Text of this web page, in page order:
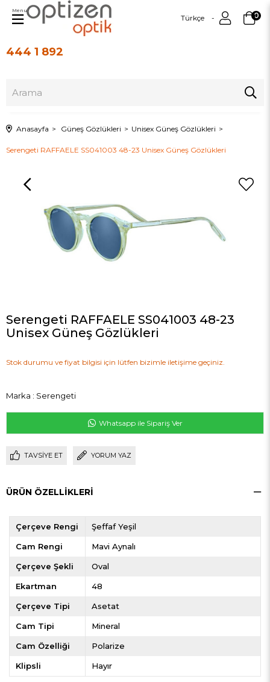
444 1 892
Türkçe 0
Menu
Anasayfa Güneş Gözlükleri Unisex Güneş Gözlükleri
Serengeti RAFFAELE SS041003 48-23 Unisex Güneş Gözlükleri
Serengeti RAFFAELE SS041003 48-23
Unisex Güneş Gözlükleri
Stok durumu ve fiyat bilgisi için lütfen bizimle iletişime geçiniz.
Marka : Serengeti
Whatsapp ile Sipariş Ver
TAVSIYE ET YORUM YAZ
ÜRÜN ÖZELLIKLERI
Çerçeve Rengi Şeffaf Yeşil
Cam Rengi Mavi Aynalı
Çerçeve Şekli Oval
Ekartman 48
Çerçeve Tipi Asetat
Cam Tipi Mineral
Cam Özelliği Polarize
Klipsli Hayır